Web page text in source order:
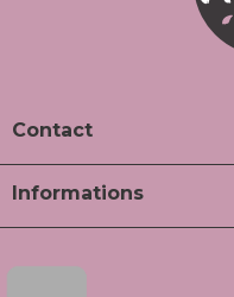
Contact
Informations